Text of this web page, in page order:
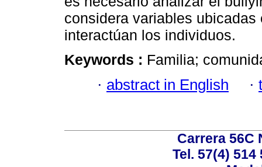
considera variables
interactúan los individuos.
Keywords : Familia;
· abstract in English ·
Carrera 56C
Tel. 57(4) 514